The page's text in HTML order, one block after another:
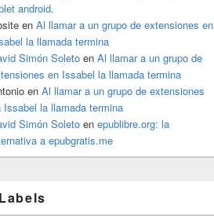
android.
en Al llamar a un grupo de extensiones en
la llamada termina
Simón Soleto en Al llamar a un grupo de
en Issabel la llamada termina
en Al llamar a un grupo de extensiones
Issabel la llamada termina
Simón Soleto en epublibre.org: la
a epubgratis.me